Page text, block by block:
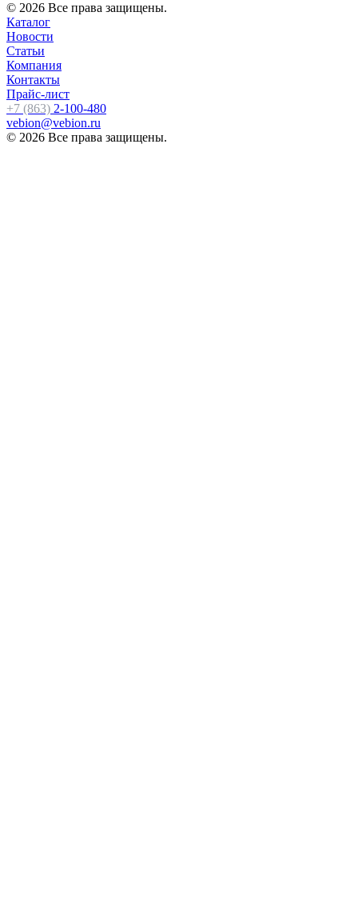
© 2026 Все права защищены.
Каталог
Новости
Статьи
Компания
Контакты
Прайс-лист
+7 (863) 2-100-480
vebion@vebion.ru
© 2026 Все права защищены.